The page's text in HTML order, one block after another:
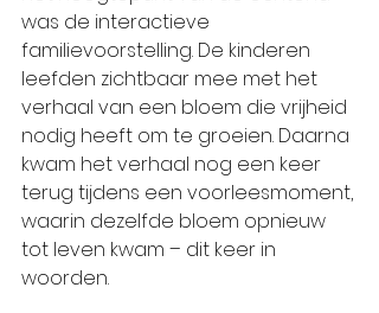
was de interactieve
familievoorstelling. De kinderen
leefden zichtbaar mee met het
verhaal van een bloem die vrijheid
nodig heeft om te groeien. Daarna
kwam het verhaal nog een keer
terug tijdens een voorleesmoment,
waarin dezelfde bloem opnieuw
tot leven kwam – dit keer in
woorden.